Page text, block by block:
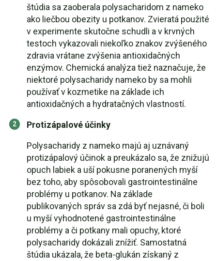
štúdia sa zaoberala polysacharidom z nameko
ako liečbou obezity u potkanov. Zvieratá použité
v experimente skutočne schudli a v krvných
testoch vykazovali niekoľko znakov zvýšeného
zdravia vrátane zvýšenia antioxidačných
enzýmov. Chemická analýza tiež naznačuje, že
niektoré polysacharidy nameko by sa mohli
používať v kozmetike na základe ich
antioxidačných a hydratačných vlastností.
Protizápalové účinky
Polysacharidy z nameko majú aj uznávaný
protizápalový účinok a preukázalo sa, že znižujú
opuch labiek a uší pokusne poranených myší
bez toho, aby spôsobovali gastrointestinálne
problémy u potkanov. Na základe
publikovaných správ sa zdá byť nejasné, či boli
u myší vyhodnotené gastrointestinálne
problémy a či potkany mali opuchy, ktoré
polysacharidy dokázali znížiť. Samostatná
štúdia ukázala, že beta-glukán získaný z